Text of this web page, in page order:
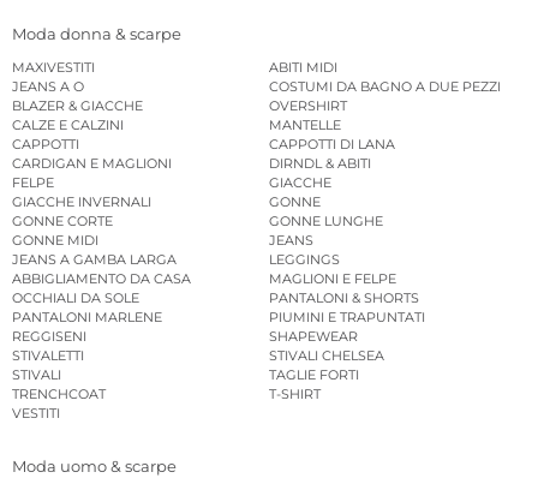
Moda donna & scarpe
MAXIVESTITI
ABITI MIDI
JEANS A O
COSTUMI DA BAGNO A DUE PEZZI
BLAZER & GIACCHE
OVERSHIRT
CALZE E CALZINI
MANTELLE
CAPPOTTI
CAPPOTTI DI LANA
CARDIGAN E MAGLIONI
DIRNDL & ABITI
FELPE
GIACCHE
GIACCHE INVERNALI
GONNE
GONNE CORTE
GONNE LUNGHE
GONNE MIDI
JEANS
JEANS A GAMBA LARGA
LEGGINGS
ABBIGLIAMENTO DA CASA
MAGLIONI E FELPE
OCCHIALI DA SOLE
PANTALONI & SHORTS
PANTALONI MARLENE
PIUMINI E TRAPUNTATI
REGGISENI
SHAPEWEAR
STIVALETTI
STIVALI CHELSEA
STIVALI
TAGLIE FORTI
TRENCHCOAT
T-SHIRT
VESTITI
Moda uomo & scarpe